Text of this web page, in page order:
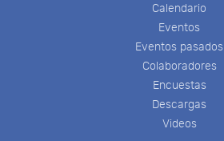
Calendario
Eventos
Eventos pasados
Colaboradores
Encuestas
Descargas
Videos